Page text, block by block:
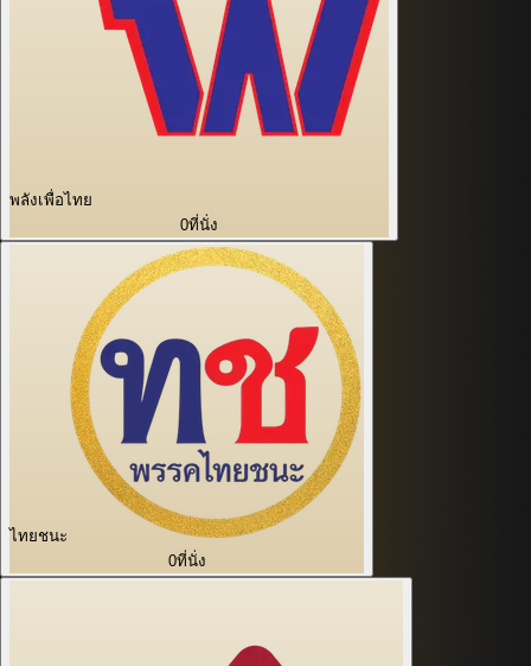
พลังเพื่อไทย
0ที่นั่ง
ไทยชนะ
0ที่นั่ง